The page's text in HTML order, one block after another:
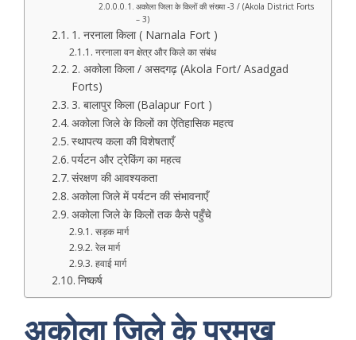
अकोला जिला के किलों की संख्या -3 / (Akola District Forts
– 3)
1. नरनाला किला ( Narnala Fort )
नरनाला वन क्षेत्र और किले का संबंध
2. अकोला किला / असदगढ़ (Akola Fort/ Asadgad
Forts)
3. बालापुर किला (Balapur Fort )
अकोला जिले के किलों का ऐतिहासिक महत्व
स्थापत्य कला की विशेषताएँ
पर्यटन और ट्रेकिंग का महत्व
संरक्षण की आवश्यकता
अकोला जिले में पर्यटन की संभावनाएँ
अकोला जिले के किलों तक कैसे पहुँचे
सड़क मार्ग
रेल मार्ग
हवाई मार्ग
निष्कर्ष
अकोला जिले के प्रमुख